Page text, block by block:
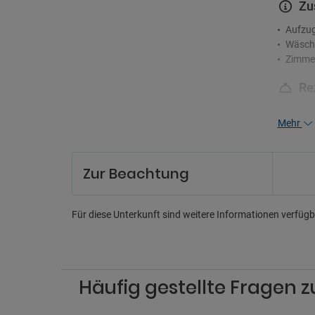
Shuttle
Mehr
Zur Beachtung
Für diese Unterkunft sind weitere Informationen
Häufig gestellte Fragen